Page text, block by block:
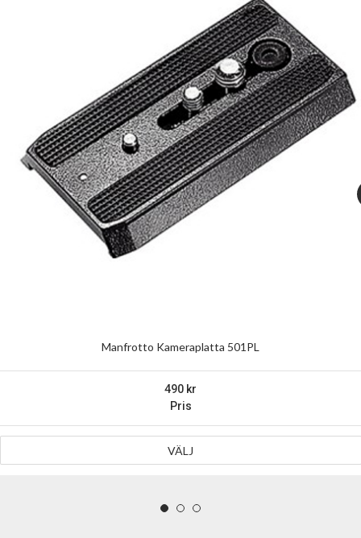
Manfrotto Kameraplatta 501PL
Pris
490
VÄLJ